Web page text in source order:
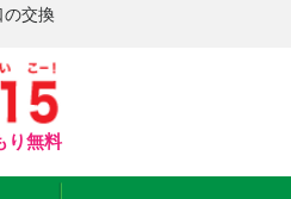
の交換
り無料